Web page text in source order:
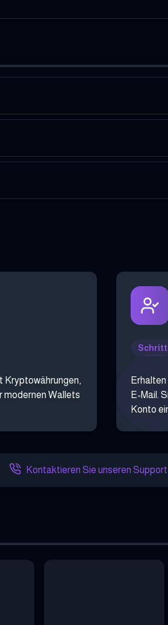
Kryptowährungen,
modernen Wallets
Schritt
E-Mail.
Konto
Kontaktieren Sie unseren Support